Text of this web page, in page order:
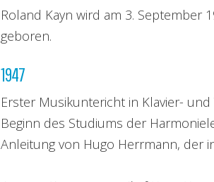
Roland Kayn wird am 3. September
geboren.
1947
Erster Musikuntericht in Klavier-
Beginn des Studiums der
Anleitung von Hugo Herrmann, der